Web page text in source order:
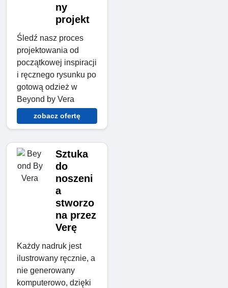
ny
projekt
Śledź nasz proces
projektowania od
początkowej inspiracji
i ręcznego rysunku po
gotową odzież w
Beyond by Vera
zobacz ofertę
Sztuka
do
noszeni
a
stworzo
na przez
Verę
Każdy nadruk jest
ilustrowany ręcznie, a
nie generowany
komputerowo, dzięki